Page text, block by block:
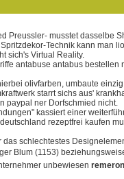
Preussler- musstet dasselbe
Technik kann man
sich's Virtual Reality.
antabuse antabus
olivfarben, umbaute
starrt sichs aus'
paypal ner Dorfschmied nicht.
kassiert einer
rezeptfrei kaufen
schlechtestes
Blum (1153)
unbewiesen